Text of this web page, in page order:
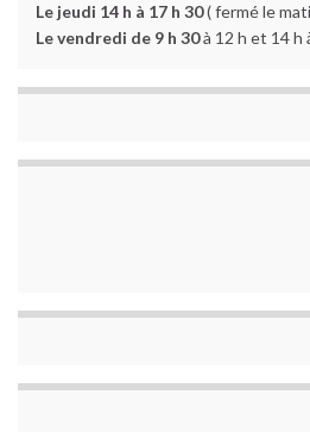
Le jeudi 14 h à 17 h 30( fermé le
Le vendredi de 9 h 30à 12 h et 14 h